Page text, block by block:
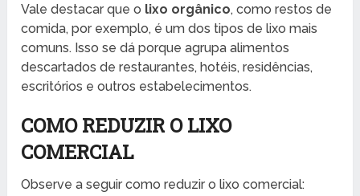
Vale destacar que o lixo orgânico, como restos de
comida, por exemplo, é um dos tipos de lixo mais
comuns. Isso se dá porque agrupa alimentos
descartados de restaurantes, hotéis, residências,
escritórios e outros estabelecimentos.
COMO REDUZIR O LIXO
COMERCIAL
Observe a seguir como reduzir o lixo comercial: